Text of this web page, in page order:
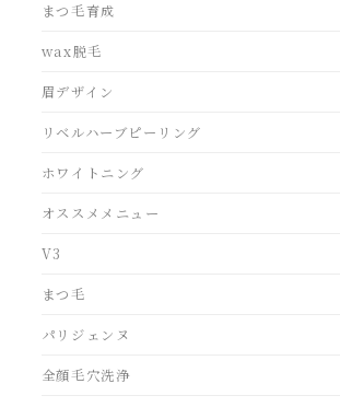
まつ毛育成
wax脱毛
眉デザイン
リベルハーブピーリング
ホワイトニング
オススメメニュー
V3
まつ毛
パリジェンヌ
全顔毛穴洗浄